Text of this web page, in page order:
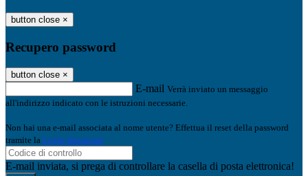
button close ×
Recupero password
button close ×
E-mail Verrà inviato un messaggio
all'indirizzo indicato con le istruzioni necessarie.
Non hai una e-mail associata al nome utente? Effettua il reset della password
tramite la Login Spaggiari
E-mail inviata, si prega di controllare la casella di posta elettronica!